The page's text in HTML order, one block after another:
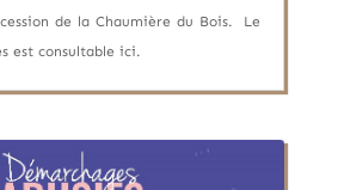
de la Chaumière du Bois. Le
est consultable ici.